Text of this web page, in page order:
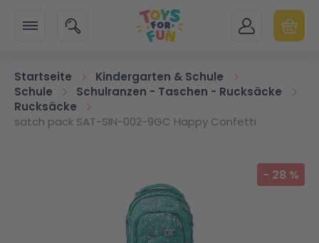
SUCHE MEIN KONTO
Startseite
Kindergarten & Schule
Schule
Schulranzen - Taschen - Rucksäcke
Rucksäcke
satch pack SAT-SIN-002-9GC Happy Confetti
- 28 %